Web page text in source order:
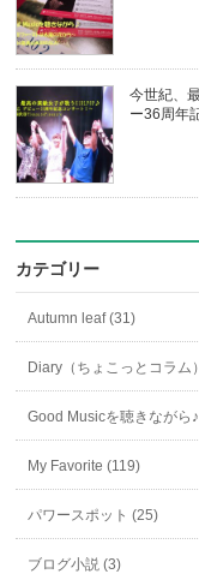
今世紀、
ー36周年
カテゴリー
Autumn leaf (31)
Diary（ちょこっとコラム
Good Musicを聴きながら
My Favorite (119)
パワースポット (25)
ブログ小説 (3)